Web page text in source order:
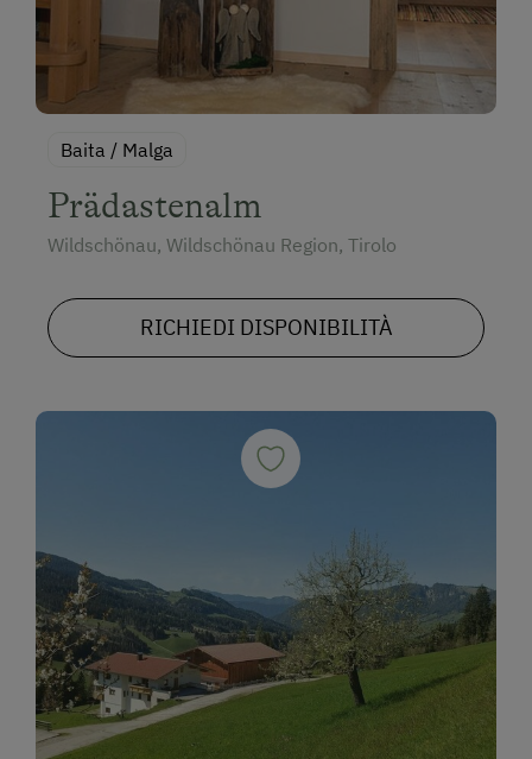
Baita / Malga
Prädastenalm
Wildschönau, Wildschönau Region, Tirolo
RICHIEDI DISPONIBILITÀ